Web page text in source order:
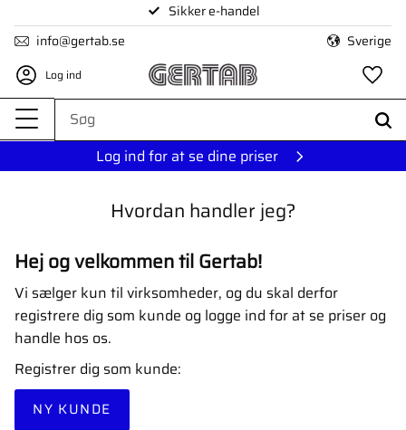
Menu
Sikker e-handel
info@gertab.se
Sverige
Log ind
Log ind for at se dine priser
Hvordan handler jeg?
Hej og velkommen til Gertab!
Vi sælger kun til virksomheder, og du skal derfor
registrere dig som kunde og logge ind for at se priser og
handle hos os.
Registrer dig som kunde:
NY KUNDE